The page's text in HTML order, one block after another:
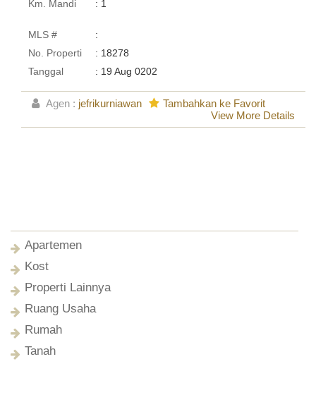
Km. Mandi
: 1
MLS #
:
No. Properti
: 18278
Tanggal
: 19 Aug 0202
Agen : jefrikurniawan
Tambahkan ke Favorit
View More Details
Apartemen
Kost
Properti Lainnya
Ruang Usaha
Rumah
Tanah